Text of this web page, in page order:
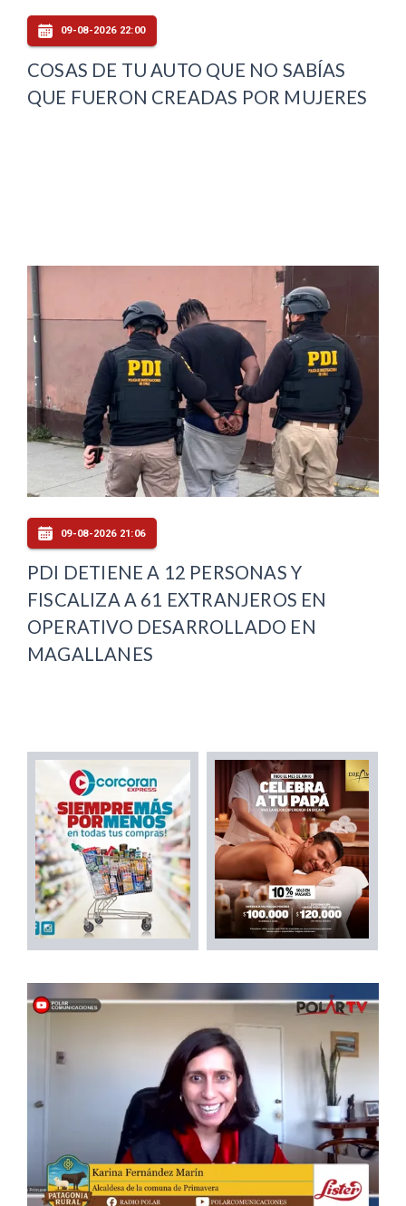
09-08-2026 22:00
COSAS DE TU AUTO QUE NO SABÍAS
QUE FUERON CREADAS POR MUJERES
09-08-2026 21:06
PDI DETIENE A 12 PERSONAS Y
FISCALIZA A 61 EXTRANJEROS EN
OPERATIVO DESARROLLADO EN
MAGALLANES